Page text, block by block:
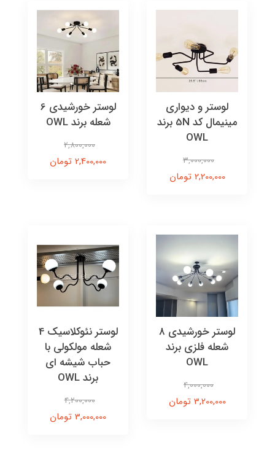
لوستر و دیواری
مینیمال کد 5N برند
OWL
3,000,000
2,200,000 تومان
لوستر خورشیدی 6
شعله برند OWL
2,800,000
2,400,000 تومان
لوستر خورشیدی ۸
شعله فلزی برند
OWL
4,000,000
3,200,000 تومان
لوستر نئوکلاسیک 4
شعله مولکولی با
حباب شیشه ای
برند OWL
4,200,000
3,000,000 تومان